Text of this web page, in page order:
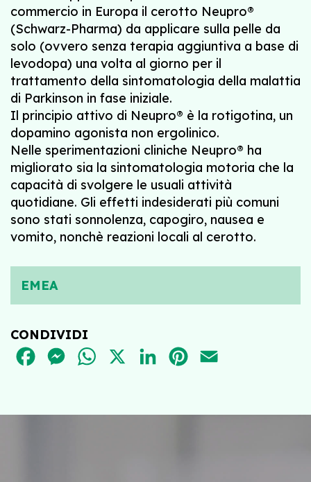
commercio in Europa il cerotto Neupro®
(Schwarz-Pharma) da applicare sulla pelle da
solo (ovvero senza terapia aggiuntiva a base di
levodopa) una volta al giorno per il
trattamento della sintomatologia della malattia
di Parkinson in fase iniziale.
Il principio attivo di Neupro® è la rotigotina, un
dopamino agonista non ergolinico.
Nelle sperimentazioni cliniche Neupro® ha
migliorato sia la sintomatologia motoria che la
capacità di svolgere le usuali attività
quotidiane. Gli effetti indesiderati più comuni
sono stati sonnolenza, capogiro, nausea e
vomito, nonchè reazioni locali al cerotto.
EMEA
CONDIVIDI
FACEBOOKMESSENGER
WHATSAPPLINKEDINPINTEREST